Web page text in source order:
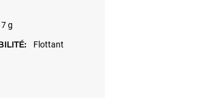
7 g
Flottant